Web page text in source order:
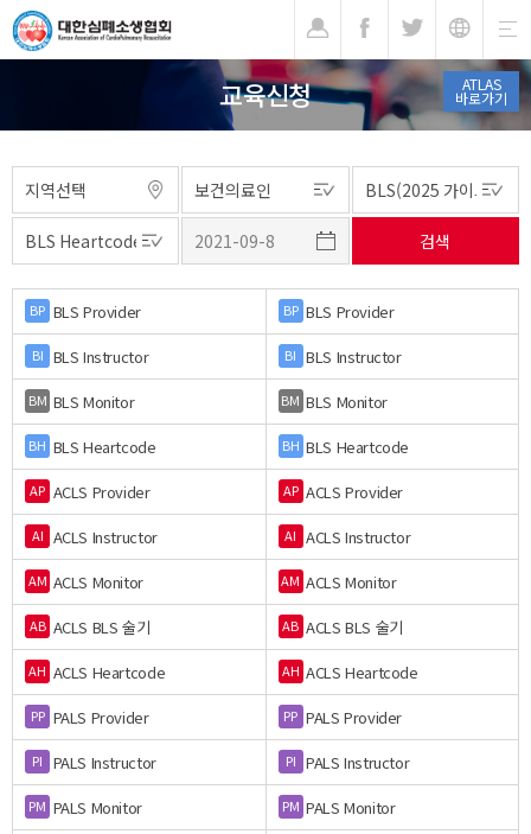
ATLAS
바로가기
교육신청
BP BLS Provider BP BLS Provider
BI BLS Instructor BI BLS Instructor
BM BLS Monitor BM BLS Monitor
BH BLS Heartcode BH BLS Heartcode
AP ACLS Provider AP ACLS Provider
AI ACLS Instructor AI ACLS Instructor
AM ACLS Monitor AM ACLS Monitor
AB ACLS BLS 술기 AB ACLS BLS 술기
AH ACLS Heartcode AH ACLS Heartcode
PP PALS Provider PP PALS Provider
PI PALS Instructor PI PALS Instructor
PM PALS Monitor PM PALS Monitor